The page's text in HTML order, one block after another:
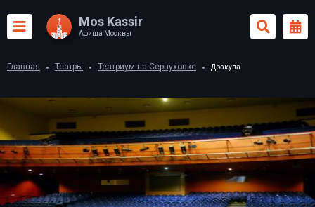
Mos Kassir
Афиша Москвы
Главная Театры Театриум на Серпуховке Дракула